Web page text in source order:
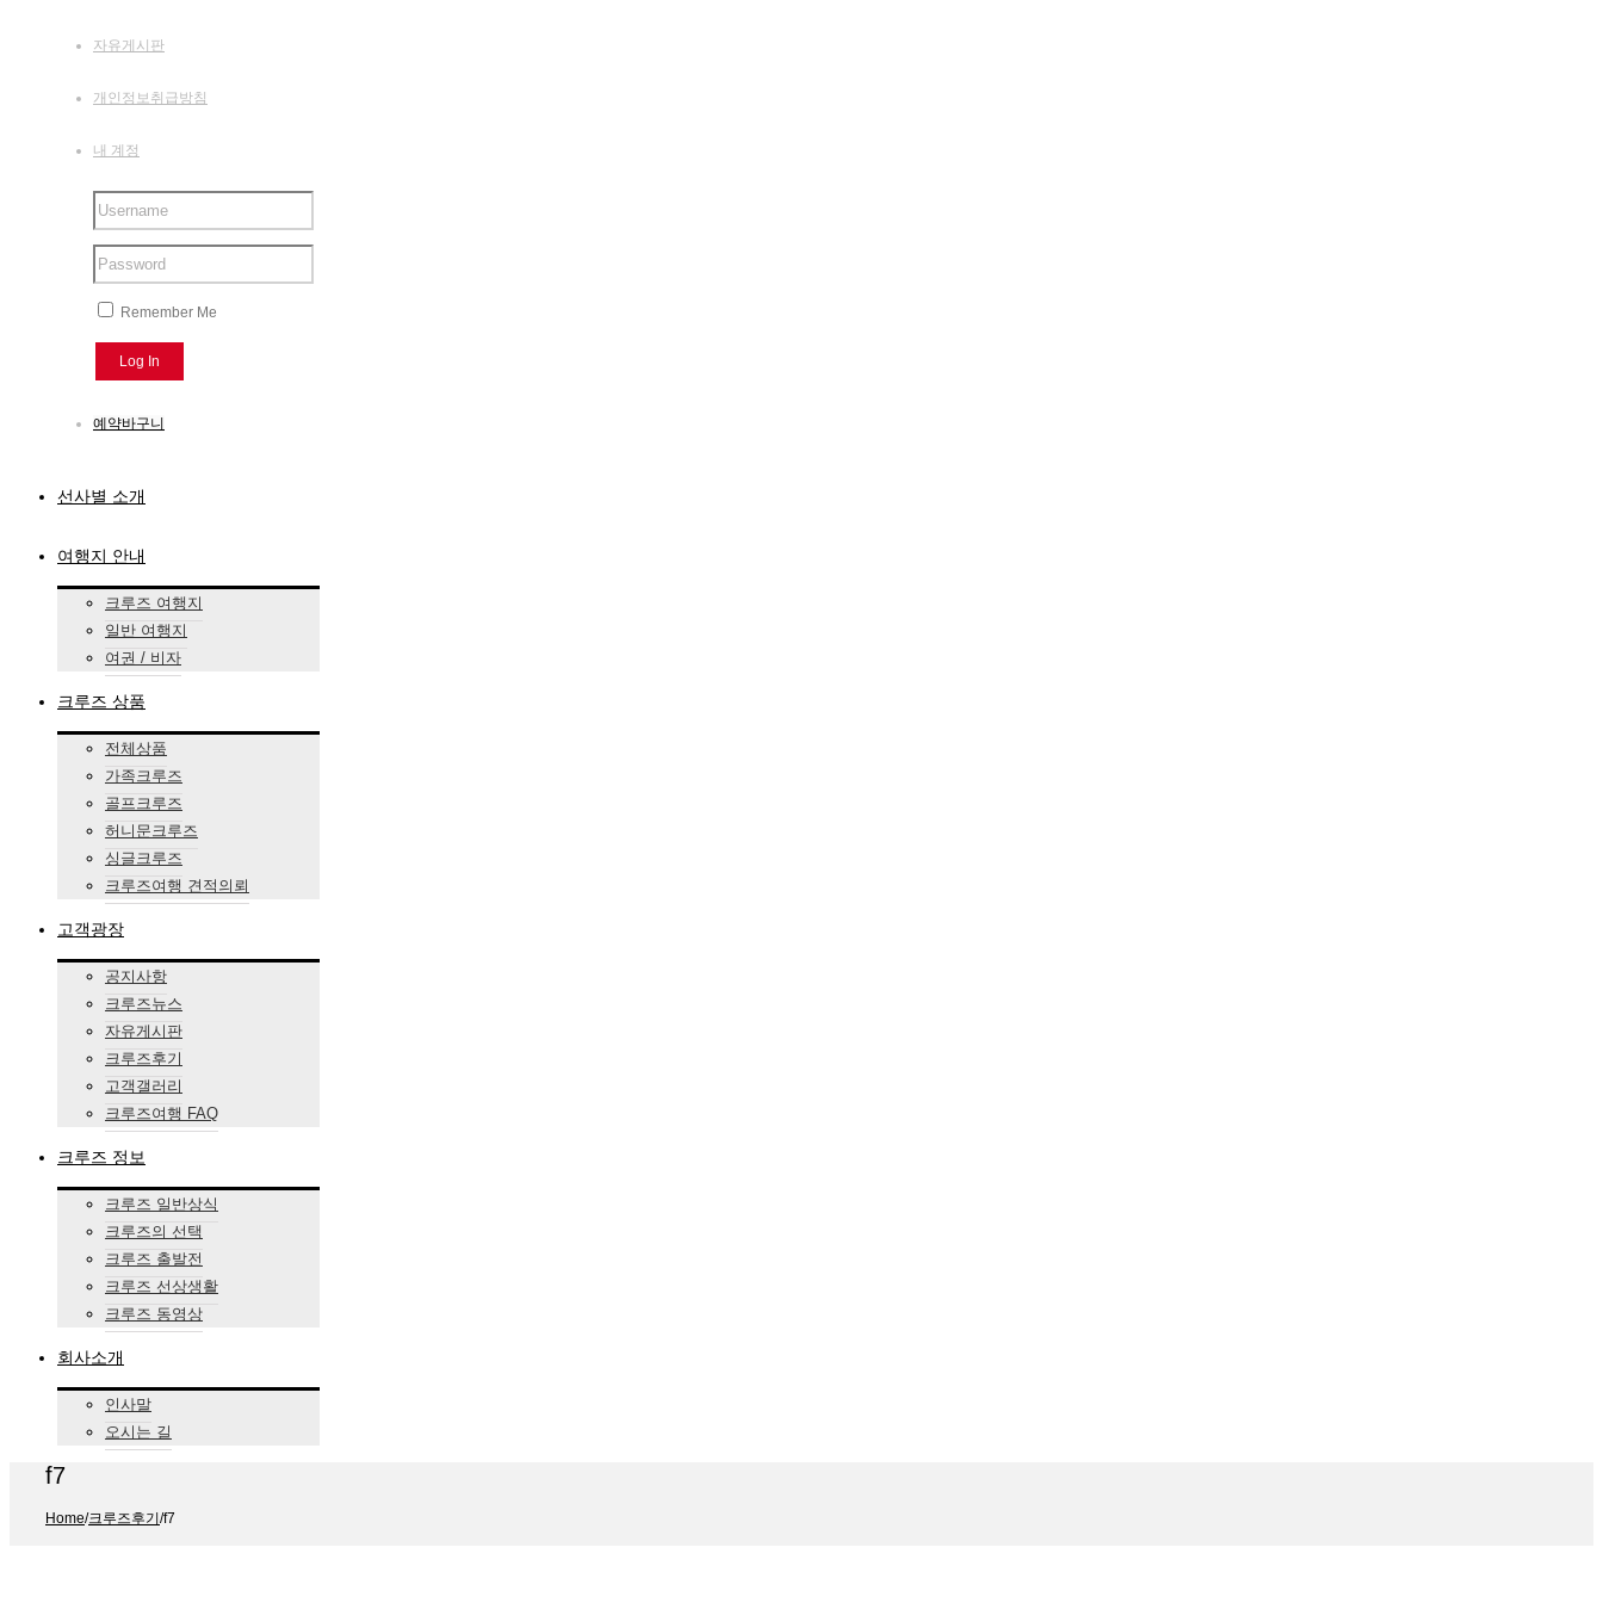
자유게시판
개인정보취급방침
내 계정
Remember Me
예약바구니
선사별 소개
여행지 안내
크루즈 여행지
일반 여행지
여권 / 비자
크루즈 상품
전체상품
가족크루즈
골프크루즈
허니문크루즈
싱글크루즈
크루즈여행 견적의뢰
고객광장
공지사항
크루즈뉴스
자유게시판
크루즈후기
고객갤러리
크루즈여행 FAQ
크루즈 정보
크루즈 일반상식
크루즈의 선택
크루즈 출발전
크루즈 선상생활
크루즈 동영상
회사소개
인사말
오시는 길
f7
Home/크루즈후기 /f7